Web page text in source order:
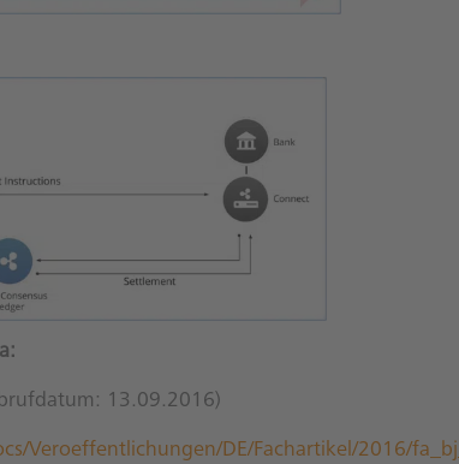
13.09.2016)
Veroeffentlichungen/DE/Fachartikel/2016/